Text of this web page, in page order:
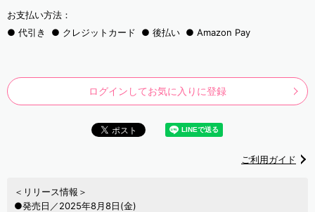
お支払い方法：
代引き
クレジットカード 後払い Amazon Pay
ログインしてお気に入りに登録
ご利用ガイド
＜リリース情報＞
●発売日／2025年8月8日(金)